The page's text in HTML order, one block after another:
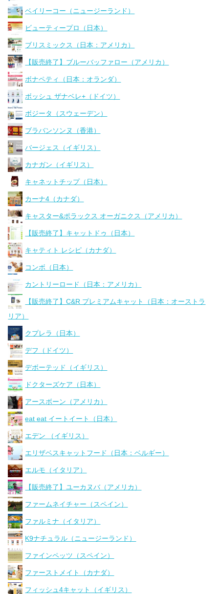
ベイリーコー（ニュージーランド）
ビューティープロ（日本）
ブリスミックス（日本：アメリカ）
【販売終了】ブルーバッファロー（アメリカ）
ボナペティ（日本：オランダ）
ボッシュ ザナベレ+（ドイツ）
ボジータ（スウェーデン）
ブラバンソンヌ（香港）
バージェス（イギリス）
カナガン（イギリス）
キャネットチップ（日本）
カーナ4（カナダ）
キャスター&ポラックス オーガニクス（アメリカ）
【販売終了】キャットドゥ（日本）
キャティト レシピ（カナダ）
コンボ（日本）
カントリーロード（日本：アメリカ）
【販売終了】C&R プレミアムキャット（日本：オーストラ
リア）
クプレラ（日本）
デフ（ドイツ）
デボーテッド（イギリス）
ドクターズケア（日本）
アースボーン（アメリカ）
eat eat イートイート（日本）
エデン （イギリス）
エリザベスキャットフード（日本：ベルギー）
エルモ（イタリア）
【販売終了】ユーカヌバ（アメリカ）
ファームネイチャー（スペイン）
ファルミナ（イタリア）
K9ナチュラル（ニュージーランド）
ファインペッツ（スペイン）
ファーストメイト（カナダ）
フィッシュ4キャット（イギリス）